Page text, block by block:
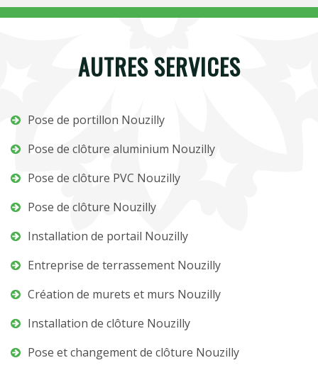
AUTRES SERVICES
Pose de portillon Nouzilly
Pose de clôture aluminium Nouzilly
Pose de clôture PVC Nouzilly
Pose de clôture Nouzilly
Installation de portail Nouzilly
Entreprise de terrassement Nouzilly
Création de murets et murs Nouzilly
Installation de clôture Nouzilly
Pose et changement de clôture Nouzilly